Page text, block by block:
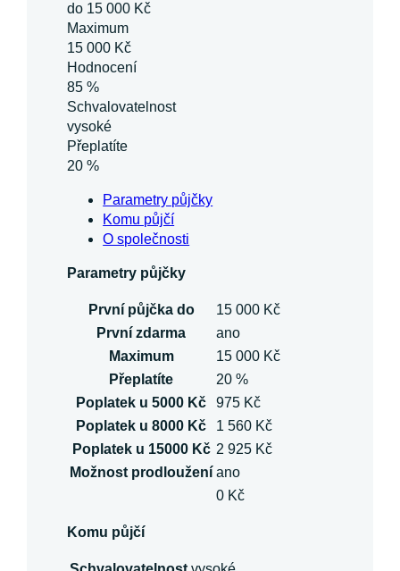
do 15 000 Kč
Maximum
15 000 Kč
Hodnocení
85 %
Schvalovatelnost
vysoké
Přeplatíte
20 %
Parametry půjčky
Komu půjčí
O společnosti
Parametry půjčky
První půjčka do
15 000 Kč
První zdarma
ano
Maximum
15 000 Kč
Přeplatíte
20 %
Poplatek u 5000 Kč
975 Kč
Poplatek u 8000 Kč
1 560 Kč
Poplatek u 15000 Kč 2 925 Kč
Možnost prodloužení ano
0 Kč
Komu půjčí